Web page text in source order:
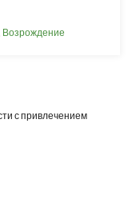
Возрождение
с привлечением